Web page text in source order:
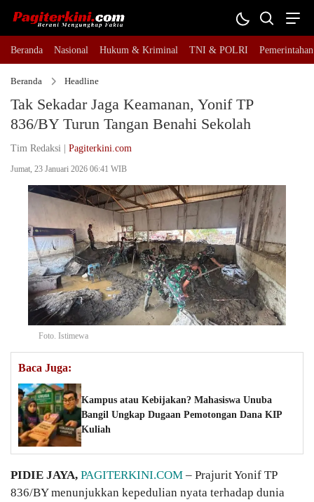
Beranda Nasional Hukum & Kriminal TNI & POLRI Pemerintahan
Beranda Headline
Tak Sekadar Jaga Keamanan, Yonif TP
836/BY Turun Tangan Benahi Sekolah
Tim Redaksi | Pagiterkini.com
Jumat, 23 Januari 2026 06:41 WIB
Foto. Istimewa
Baca Juga:
Kampus atau Kebijakan? Mahasiswa Unuba
Bangil Ungkap Dugaan Pemotongan Dana KIP
Kuliah
PIDIE JAYA, PAGITERKINI.COM – Prajurit Yonif TP
836/BY menunjukkan kepedulian nyata terhadap dunia